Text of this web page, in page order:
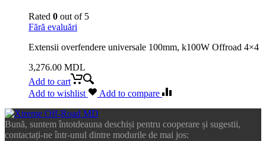
Rated 0 out of 5
Fără evaluări
Extensii overfendere universale 100mm, k100W Offroad 4×4
3,276.00 MDL
Add to cart
Add to wishlist
Add to compare
Bună, suntem întotdeauna deschiși pentru cooperare și sugestii,
contactați-ne într-unul dintre modurile de mai jos: